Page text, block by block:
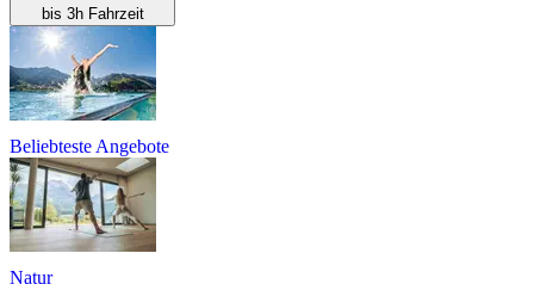
bis 3h Fahrzeit
Beliebteste Angebote
Natur